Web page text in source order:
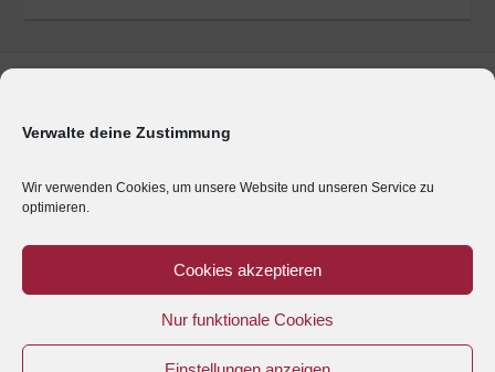
Verwalte deine Zustimmung
Wir verwenden Cookies, um unsere Website und unseren Service zu
optimieren.
Cookies akzeptieren
Nur funktionale Cookies
Presse
Anreise